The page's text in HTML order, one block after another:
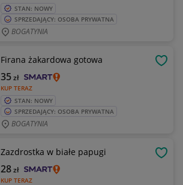
STAN: NOWY
SPRZEDAJĄCY: OSOBA PRYWATNA
BOGATYNIA
Firana żakardowa gotowa
KUP TERAZ
35zł
STAN: NOWY
SPRZEDAJĄCY: OSOBA PRYWATNA
BOGATYNIA
Zazdrostka w białe papugi
KUP TERAZ
28zł